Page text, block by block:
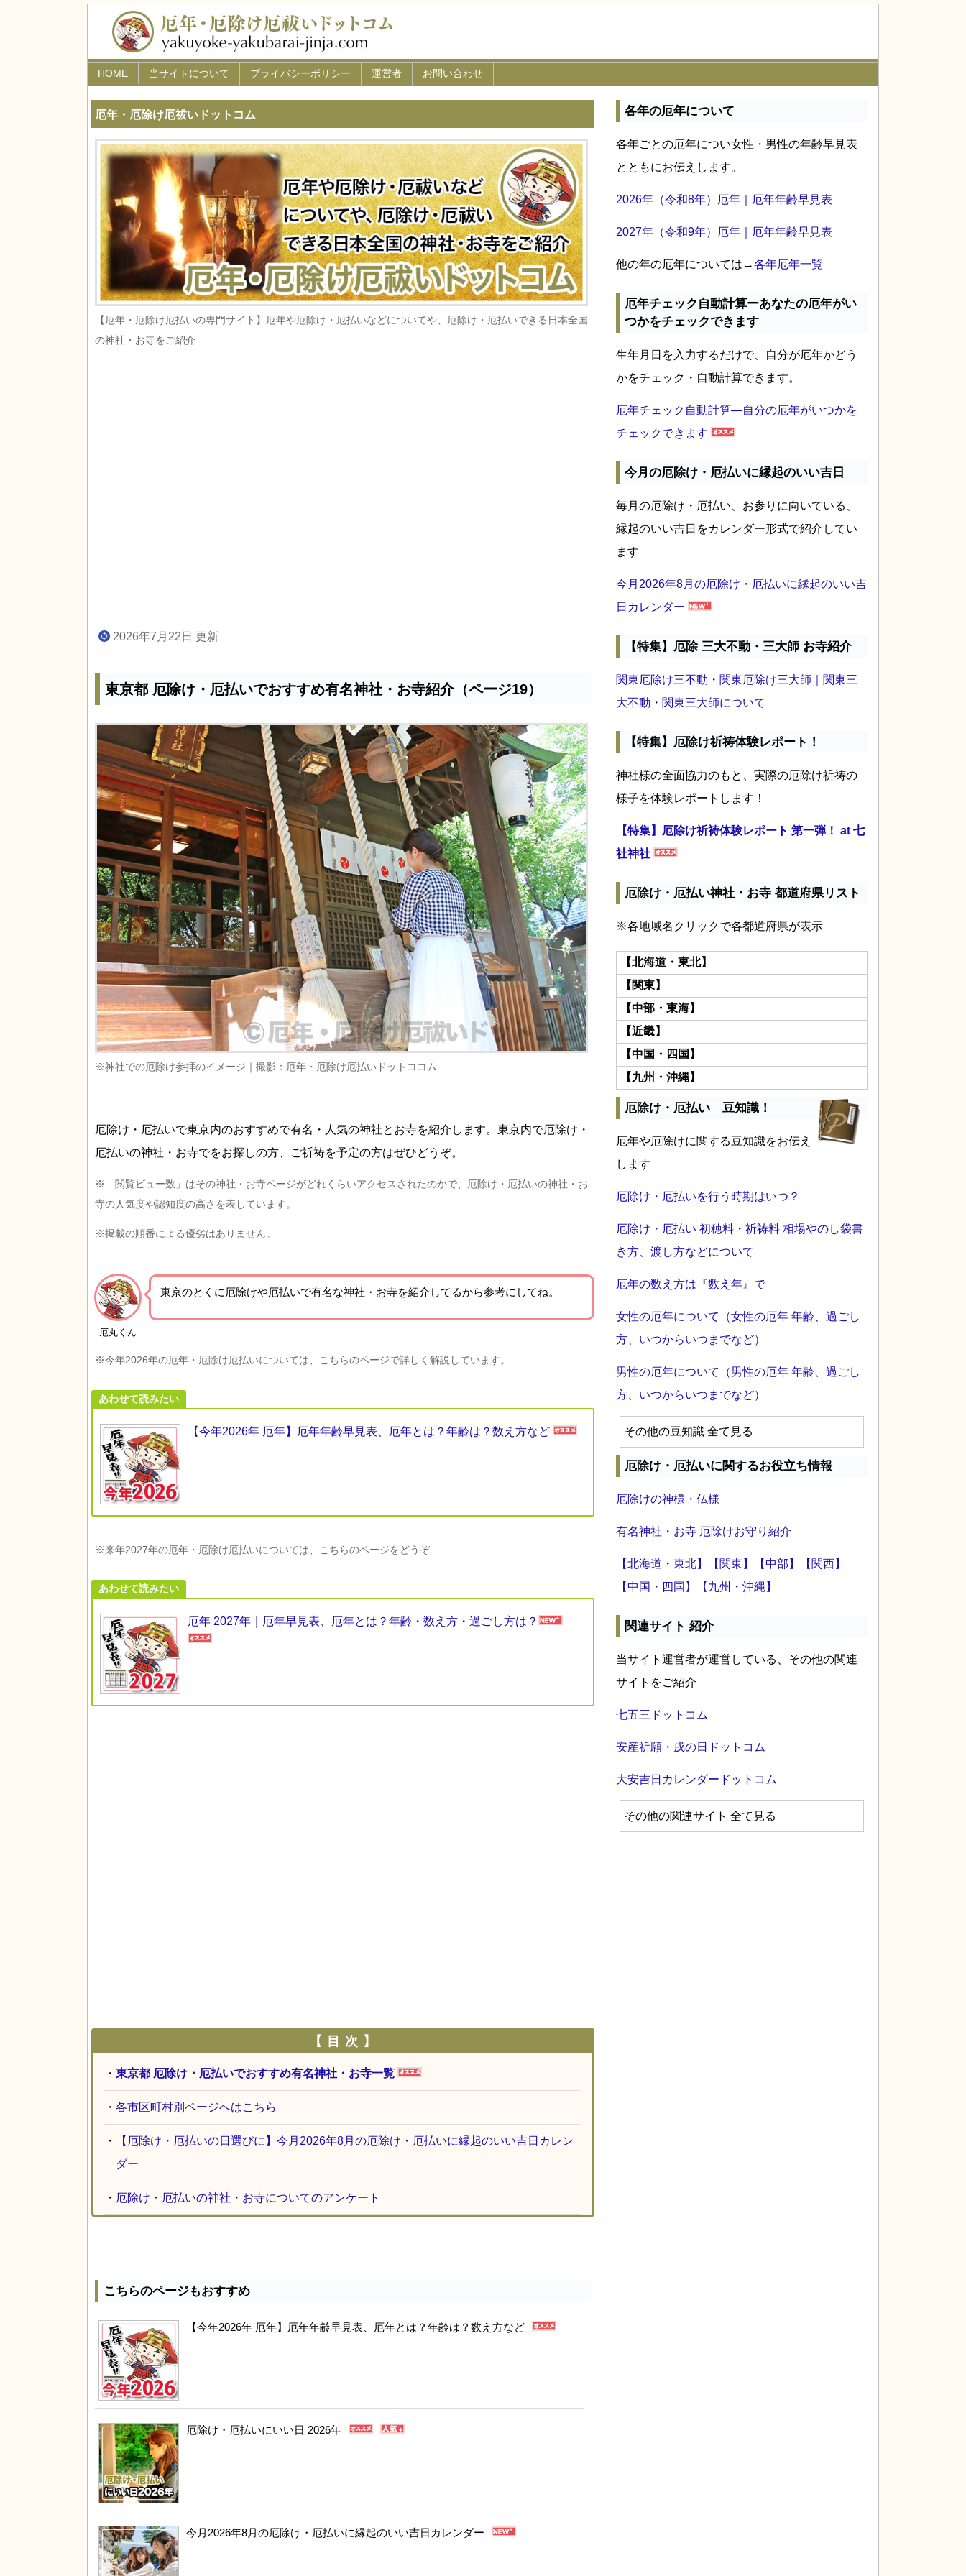
厄年・厄除け厄祓いドットコム
【厄年・厄除け厄払いの専門サイト】厄年や厄除け・厄払いなどについてや、厄除け・厄払いできる日本全国
の神社・お寺をご紹介
2026年7月22日 更新
東京都 厄除け・厄払いでおすすめ有名神社・お寺紹介（ページ19）
※神社での厄除け参拝のイメージ｜撮影：厄年・厄除け厄払いドットココム
厄除け・厄払いで東京内のおすすめで有名・人気の神社とお寺を紹介します。東京内で厄除け・
厄払いの神社・お寺でをお探しの方、ご祈祷を予定の方はぜひどうぞ。
※「閲覧ビュー数」はその神社・お寺ページがどれくらいアクセスされたのかで、厄除け・厄払いの神社・お
寺の人気度や認知度の高さを表しています。
※掲載の順番による優劣はありません。
厄丸くん
東京のとくに厄除けや厄払いで有名な神社・お寺を紹介 してるから参考にしてね。
※今年2026年の厄年・厄除け厄払いについては、こちらのページで詳しく解説しています。
あわせて読みたい
【今年2026年 厄年】厄年年齢早見表、厄年とは？年齢は？数え方など
※来年2027年の厄年・厄除け厄払いについては、こちらのページをどうぞ
あわせて読みたい
厄年 2027年｜厄年早見表、厄年とは？年齢・数え方・過ごし方は？
【 目 次 】
・ 東京都 厄除け・厄払いでおすすめ有名神社・お寺一覧
・ 各市区町村別ページへはこちら
・
【厄除け・厄払いの日選びに】今月2026年8月の厄除け・厄払いに縁起のいい吉日カレン
ダー
・ 厄除け・厄払いの神社・お寺についてのアンケート
こちらのページもおすすめ
【今年2026年 厄年】厄年年齢早見表、厄年とは？年齢は？数え方など
厄除け・厄払いにいい日 2026年
今月2026年8月の厄除け・厄払いに縁起のいい吉日カレンダー
各年の厄年について
各年ごとの厄年につい女性・男性の年齢早見表
とともにお伝えします。
2026年（令和8年）厄年｜厄年年齢早見表
2027年（令和9年）厄年｜厄年年齢早見表
他の年の厄年については→各年厄年一覧
厄年チェック自動計算ーあなたの厄年がい
つかをチェックできます
生年月日を入力するだけで、自分が厄年かどう
かをチェック・自動計算できます。
厄年チェック自動計算―自分の厄年がいつかを
チェックできます
今月の厄除け・厄払いに縁起のいい吉日
毎月の厄除け・厄払い、お参りに向いている、
縁起のいい吉日をカレンダー形式で紹介してい
ます
今月2026年8月の厄除け・厄払いに縁起のいい吉
日カレンダー
【特集】厄除 三大不動・三大師 お寺紹介
関東厄除け三不動・関東厄除け三大師｜関東三
大不動・関東三大師について
【特集】厄除け祈祷体験レポート！
神社様の全面協力のもと、実際の厄除け祈祷の
様子を体験レポートします！
【特集】厄除け祈祷体験レポート 第一弾！ at 七
社神社
厄除け・厄払い神社・お寺 都道府県リスト
※各地域名クリックで各都道府県が表示
【北海道・東北】
【関東】
【中部・東海】
【近畿】
【中国・四国】
【九州・沖縄】
厄除け・厄払い 豆知識！
厄年や厄除けに関する豆知識をお伝え
します
厄除け・厄払いを行う時期はいつ？
厄除け・厄払い 初穂料・祈祷料 相場やのし袋書
き方、渡し方などについて
厄年の数え方は『数え年』で
女性の厄年について（女性の厄年 年齢、過ごし
方、いつからいつまでなど）
男性の厄年について（男性の厄年 年齢、過ごし
方、いつからいつまでなど）
その他の豆知識 全て見る
厄除け・厄払いに関するお役立ち情報
厄除けの神様・仏様
有名神社・お寺 厄除けお守り紹介
【北海道・東北】 【関東】 【中部】
【関西】
【中国・四国】
【九州・沖縄】
関連サイト 紹介
当サイト運営者が運営している、その他の関連
サイトをご紹介
七五三ドットコム
安産祈願・戌の日ドットコム
大安吉日カレンダードットコム
その他の関連サイト 全て見る
HOME 当サイトについて プライバシーポリシー 運営者 お問い合わせ